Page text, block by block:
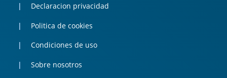
Declaracion privacidad
Politica de cookies
Condiciones de uso
Sobre nosotros